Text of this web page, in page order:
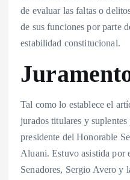
de evaluar las faltas o
de sus funciones por parte
estabilidad constitucional.
Tal como lo establece el
jurados titulares y
presidente del Honorable
Aluani. Estuvo asistida por
Senadores, Sergio Avero y